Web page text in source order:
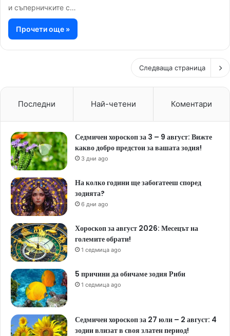
и съперничките с…
Прочети още »
Следваща страница
Последни Най-четени Коментари
Седмичен хороскоп за 3 – 9 август: Вижте
какво добро предстои за вашата зодия!
3 дни ago
На колко години ще забогатееш според
зодията?
6 дни ago
Хороскоп за август 2026: Месецът на
големите обрати!
1 седмица ago
5 причини да обичаме зодия Риби
1 седмица ago
Седмичен хороскоп за 27 юли – 2 август: 4
зодии влизат в своя златен период!